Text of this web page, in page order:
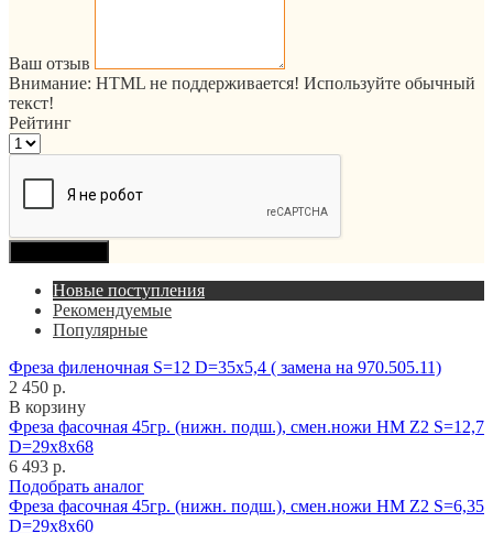
Ваш отзыв
Внимание: HTML не поддерживается! Используйте обычный
текст!
Рейтинг
Новые поступления
Рекомендуемые
Популярные
Фреза филеночная S=12 D=35x5,4 ( замена на 970.505.11)
2 450 р.
В корзину
Фреза фасочная 45гр. (нижн. подш.), смен.ножи HM Z2 S=12,7
D=29x8x68
6 493 р.
Подобрать аналог
Фреза фасочная 45гр. (нижн. подш.), смен.ножи HM Z2 S=6,35
D=29x8x60